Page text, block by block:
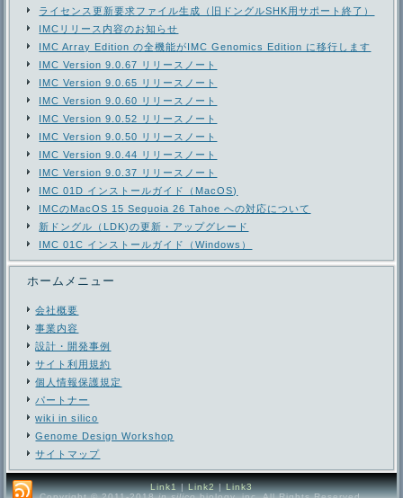
ライセンス更新要求ファイル生成（旧ドングルSHK用サポート終了）
IMCリリース内容のお知らせ
IMC Array Edition の全機能がIMC Genomics Edition に移行します
IMC Version 9.0.67 リリースノート
IMC Version 9.0.65 リリースノート
IMC Version 9.0.60 リリースノート
IMC Version 9.0.52 リリースノート
IMC Version 9.0.50 リリースノート
IMC Version 9.0.44 リリースノート
IMC Version 9.0.37 リリースノート
IMC 01D インストールガイド（MacOS)
IMCのMacOS 15 Sequoia 26 Tahoe への対応について
新ドングル（LDK)の更新・アップグレード
IMC 01C インストールガイド（Windows）
ホームメニュー
会社概要
事業内容
設計・開発事例
サイト利用規約
個人情報保護規定
パートナー
wiki in silico
Genome Design Workshop
サイトマップ
Link1|Link2|Link3